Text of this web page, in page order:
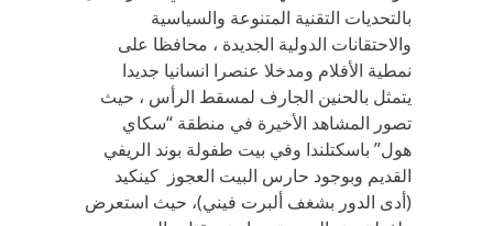
بالتحديات التقنية المتنوعة والسياسية
والاحتقانات الدولية الجديدة ، محافظا على
نمطية الأفلام ومدخلا عنصرا انسانيا جديدا
يتمثل بالحنين الجارف لمسقط الرأس ، حيث
تصور المشاهد الأخيرة في منطقة “سكاي
هول” باسكتلندا وفي بيت طفولة بوند الريفي
القديم وبوجود حارس البيت العجوز كينكيد
(أدى الدور بشغف ألبرت فيني)، حيث استعرض